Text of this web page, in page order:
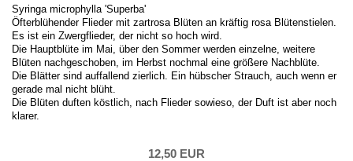
Syringa microphylla 'Superba'
Öfterblühender Flieder mit zartrosa Blüten an kräftig rosa Blütenstielen.
Es ist ein Zwergflieder, der nicht so hoch wird.
Die Hauptblüte im Mai, über den Sommer werden einzelne, weitere
Blüten nachgeschoben, im Herbst nochmal eine größere Nachblüte.
Die Blätter sind auffallend zierlich. Ein hübscher Strauch, auch wenn er
gerade mal nicht blüht.
Die Blüten duften köstlich, nach Flieder sowieso, der Duft ist aber noch
klarer.
12,50 EUR